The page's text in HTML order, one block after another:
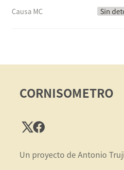
Causa MC
Sin
CORNISOMETRO
Un proyecto de Antonio